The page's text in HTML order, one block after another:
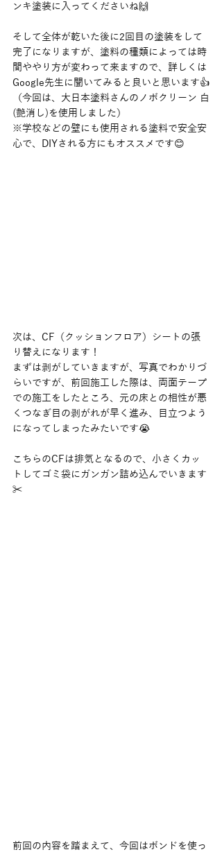
ンキ塗装に入ってくださいね🙌
そして全体が乾いた後に2回目の塗装をして
完了になりますが、塗料の種類によっては時
間ややり方が変わって来ますので、詳しくは
Google先生に聞いてみると良いと思います👍
（今回は、大日本塗料さんのノボクリーン 白
(艶消し)を使用しました）
※学校などの壁にも使用される塗料で安全安
心で、DIYされる方にもオススメです😊
次は、CF（クッションフロア）シートの張
り替えになります！
まずは剥がしていきますが、写真でわかりづ
らいですが、前回施工した際は、両面テープ
での施工をしたところ、元の床との相性が悪
くつなぎ目の剥がれが早く進み、目立つよう
になってしまったみたいです😭
こちらのCFは排気となるので、小さくカッ
トしてゴミ袋にガンガン詰め込んでいきます
✂️
前回の内容を踏まえて、今回はボンドを使っ